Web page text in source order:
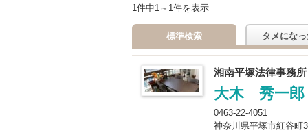
1件中1～1件を表示
標準検索 タメにな
湘南平塚法律事務所
大木 秀一郎
0463-22-4051
神奈川県平塚市紅谷町